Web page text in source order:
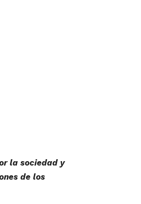
la sociedad y
de los